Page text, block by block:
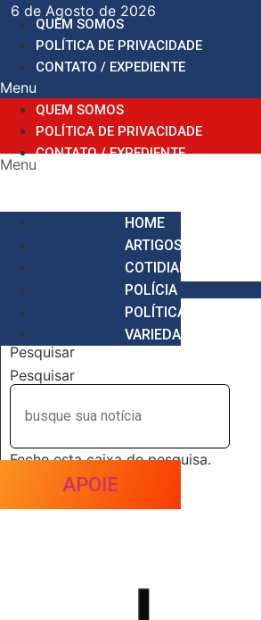
para
conteúdo
6 de Agosto de 2026
QUEM SOMOS
POLÍTICA DE PRIVACIDADE
CONTATO / EXPEDIENTE
Menu
QUEM SOMOS
POLÍTICA DE PRIVACIDADE
CONTATO / EXPEDIENTE
Menu
HOME
ARTIGOS
COTIDIANO
POLÍCIA
POLÍTICA
VARIEDADES
Pesquisar
Pesquisar
Feche esta caixa de pesquisa.
APOIE